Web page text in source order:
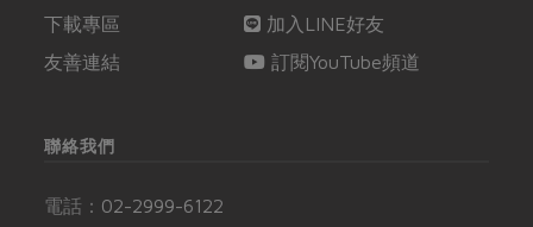
下載專區
友善連結
加入LINE好友
訂閱YouTube頻道
聯絡我們
電話： 02-2999-6122